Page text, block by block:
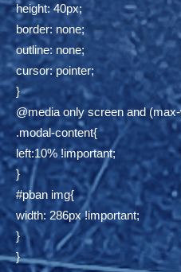
height: 40px;
border: none;
outline: none;
cursor: pointer;
}
@media only screen and
.modal-content{
left:10% !important;
}
#pban img{
width: 286px !important;
}
}